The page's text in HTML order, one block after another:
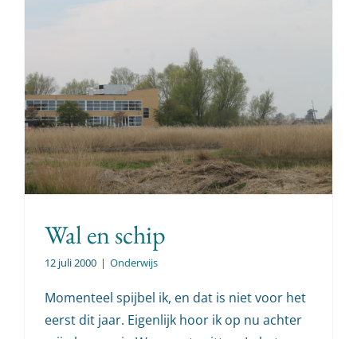
Wal en schip
12 juli 2000 | Onderwijs
Momenteel spijbel ik, en dat is niet voor het
eerst dit jaar. Eigenlijk hoor ik op nu achter